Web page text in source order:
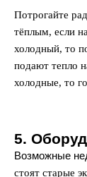
Потрогайте
тёплым, если
холодный, то
подают тепло
холодные, то
5.
Возможные
стоят старые